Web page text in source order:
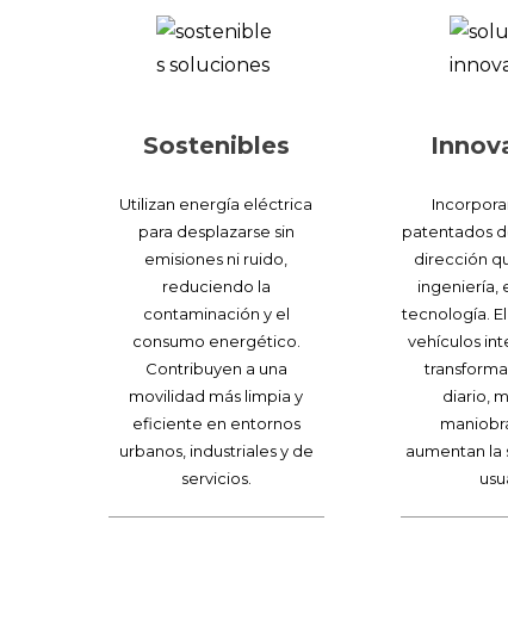
Sostenibles
Utilizan energía eléctrica
para desplazarse sin
emisiones ni ruido,
reduciendo la
contaminación y el
consumo energético.
Contribuyen a una
movilidad más limpia y
eficiente en entornos
urbanos, industriales y de
servicios.
patentados
dirección
ingeniería,
tecnología.
vehículos
diario,
aumentan la